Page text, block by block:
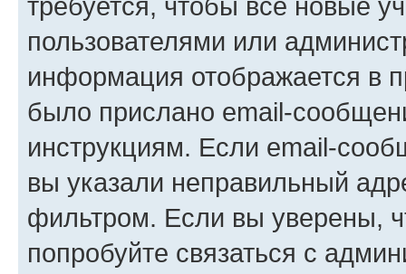
пользователями или
информация отображается в
было прислано email-
инструкциям. Если email-
вы указали неправильный
фильтром. Если вы уверены,
попробуйте связаться с